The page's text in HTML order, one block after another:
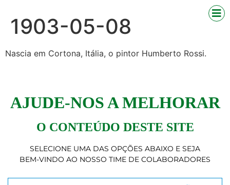
1903-05-08
Nascia em Cortona, Itália, o pintor Humberto Rossi.
AJUDE-NOS A MELHORAR
O CONTEÚDO DESTE SITE
SELECIONE UMA DAS OPÇÕES ABAIXO E SEJA
BEM-VINDO AO NOSSO TIME DE COLABORADORES